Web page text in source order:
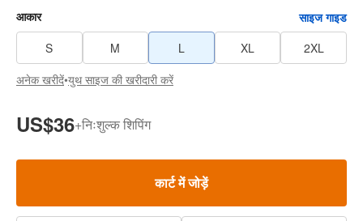
आकार
साइज गाइड
S
M L XL
2XL
अनेक खरीदें•युथ साइज की खरीदारी करें
US$36+निःशुल्क शिपिंग
कार्ट में जोड़ें